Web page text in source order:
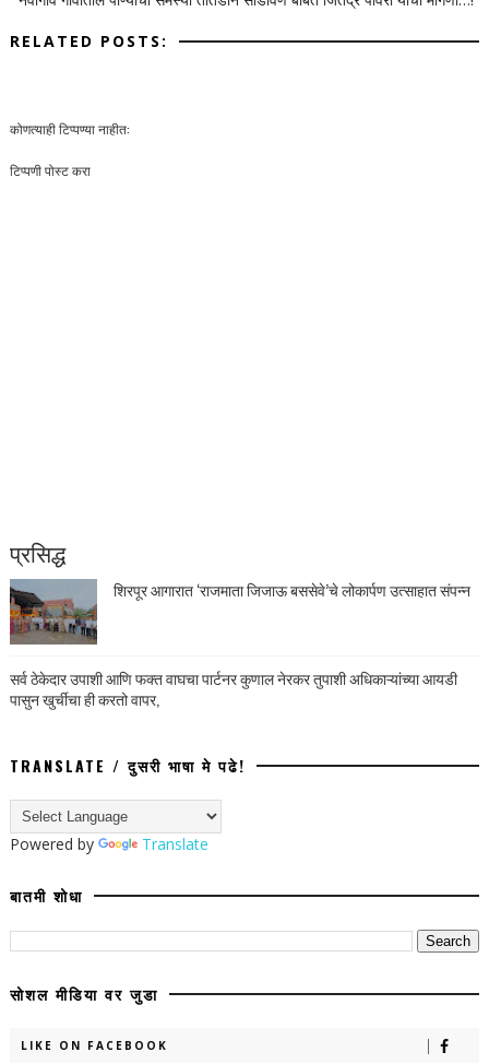
RELATED POSTS:
कोणत्याही टिप्पण्‍या नाहीत:
टिप्पणी पोस्ट करा
प्रसिद्ध
शिरपूर आगारात ‘राजमाता जिजाऊ बससेवे’चे लोकार्पण उत्साहात संपन्न
सर्व ठेकेदार उपाशी आणि फक्त वाघचा पार्टनर कुणाल नेरकर तुपाशी अधिकाऱ्यांच्या आयडी
पासुन खुर्चीचा ही करतो वापर,
TRANSLATE / दुसरी भाषा मे पढे!
Powered by Translate
बातमी शोधा
सोशल मीडिया वर जुडा
LIKE ON FACEBOOK